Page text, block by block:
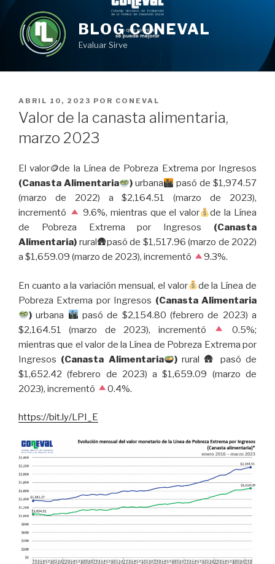
contenido
BLOG CONEVAL
Evaluar Sirve
PUBLICADO
EN
ABRIL 10, 2023 POR CONEVAL
Valor de la canasta alimentaria,
marzo 2023
El valor🪙de la Línea de Pobreza Extrema por Ingresos
(Canasta Alimentaria
) urbana
pasó de $1,974.57
(marzo de 2022) a $2,164.51 (marzo de 2023),
incrementó
9.6%, mientras que el valor
de la Línea
de Pobreza Extrema por Ingresos (Canasta
Alimentaria) rural🛖pasó de $1,517.96 (marzo de 2022)
a $1,659.09 (marzo de 2023), incrementó
9.3%.
En cuanto a la variación mensual, el valor
de la Línea de
Pobreza Extrema por Ingresos (Canasta Alimentaria
) urbana
pasó de $2,154.80 (febrero de 2023) a
$2,164.51 (marzo de 2023), incrementó
0.5%;
mientras que el valor de la Línea de Pobreza Extrema por
Ingresos (Canasta Alimentaria )rural 🛖 pasó de
$1,652.42 (febrero de 2023) a $1,659.09 (marzo de
2023), incrementó
0.4%.
https://bit.ly/LPI_E